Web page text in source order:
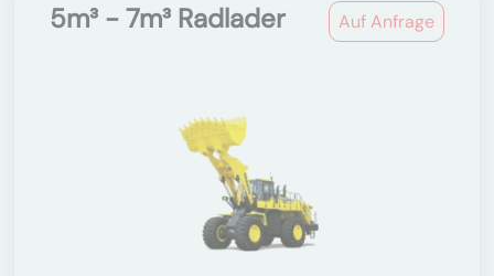
Auf Anfrage
5m³ - 7m³ Radlader